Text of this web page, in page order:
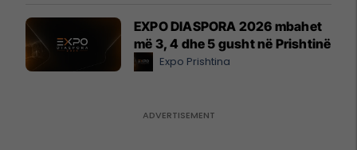
EXPO DIASPORA 2026 mbahet
më 3, 4 dhe 5 gusht në Prishtinë
Expo Prishtina